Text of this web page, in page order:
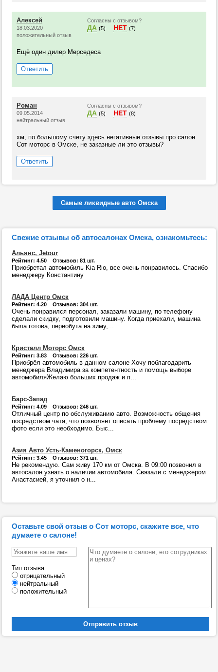
Алексей
18.03.2020
положительный отзыв
Согласны с отзывом?
ДА (5) НЕТ (7)
Ещё один дилер Мерседеса
Ответить
Роман
09.05.2014
нейтральный отзыв
Согласны с отзывом?
ДА (5) НЕТ (8)
хм, по большому счету здесь негативные отзывы про салон
Сот моторс в Омске, не заказные ли это отзывы?
Ответить
Самые ликвидные авто Омска
Свежие отзывы об автосалонах Омска, ознакомьтесь:
Альянс, Jetour
Рейтинг: 4.50 Отзывов: 81 шт.
Приобретал автомобиль Kia Rio, все очень понравилось. Спасибо
менеджеру Константину
ЛАДА Центр Омск
Рейтинг: 4.20 Отзывов: 304 шт.
Очень понравился персонал, заказали машину, по телефону
сделали скидку, подготовили машину. Когда приехали, машина
была готова, переобута на зиму,...
Кристалл Моторс Омск
Рейтинг: 3.83 Отзывов: 226 шт.
Приобрёл автомобиль в данном салоне Хочу поблагодарить
менеджера Владимира за компетентность и помощь выборе
автомобиляЖелаю больших продаж и п...
Барс-Запад
Рейтинг: 4.09 Отзывов: 246 шт.
Отличный центр по обслуживанию авто. Возможность общения
посредством чата, что позволяет описать проблему посредством
фото если это необходимо. Быс...
Азия Авто Усть-Каменогорск, Омск
Рейтинг: 3.45 Отзывов: 371 шт.
Не рекомендую. Сам живу 170 км от Омска. В 09:00 позвонил в
автосалон узнать о наличии автомобиля. Связали с менеджером
Анастасией, я уточнил о н...
Оставьте свой отзыв о Сот моторс, скажите все, что
думаете о салоне!
Тип отзыва
отрицательный
нейтральный
положительный